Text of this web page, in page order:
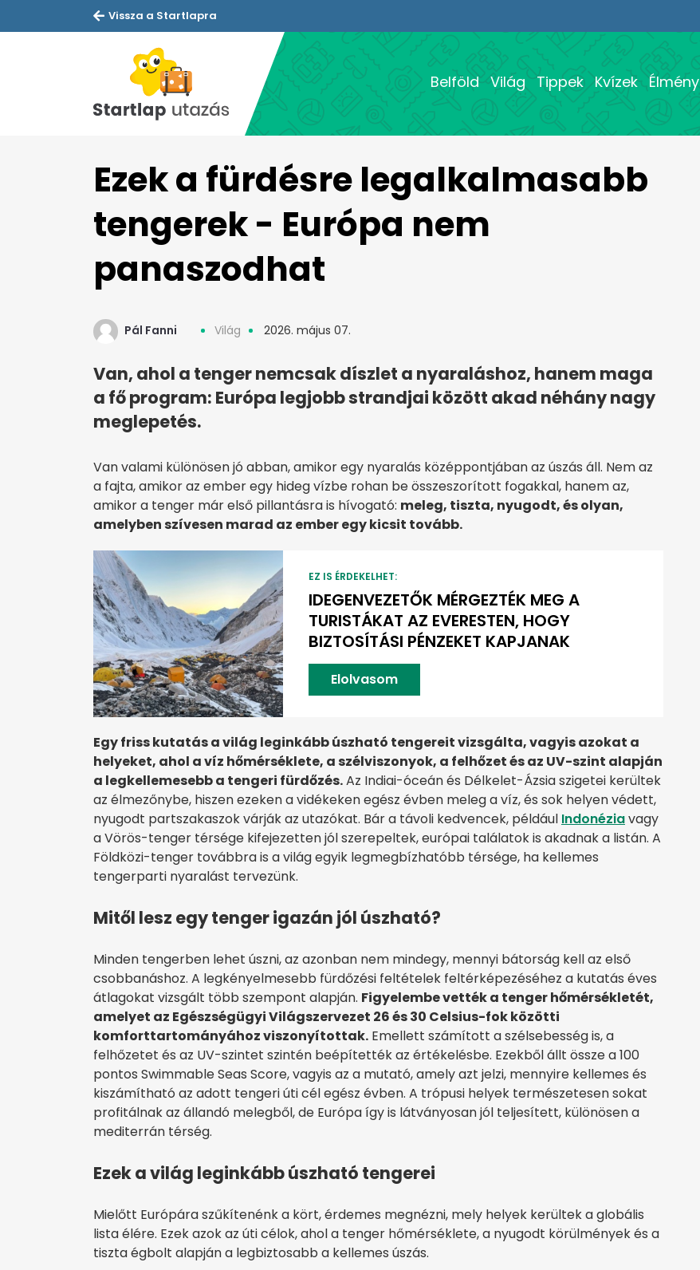
Vissza a Startlapra
Belföld Világ Tippek Kvízek Élmény
Ezek a fürdésre legalkalmasabb
tengerek - Európa nem
panaszodhat
Pál Fanni Világ 2026. május 07.
Van, ahol a tenger nemcsak díszlet a nyaraláshoz, hanem maga
a fő program: Európa legjobb strandjai között akad néhány nagy
meglepetés.
Van valami különösen jó abban, amikor egy nyaralás középpontjában az úszás áll. Nem az
a fajta, amikor az ember egy hideg vízbe rohan be összeszorított fogakkal, hanem az,
amikor a tenger már első pillantásra is hívogató: meleg, tiszta, nyugodt, és olyan,
amelyben szívesen marad az ember egy kicsit tovább.
EZ IS ÉRDEKELHET:
IDEGENVEZETŐK MÉRGEZTÉK MEG A
TURISTÁKAT AZ EVERESTEN, HOGY
BIZTOSÍTÁSI PÉNZEKET KAPJANAK
Elolvasom
Egy friss kutatás a világ leginkább úszható tengereit vizsgálta, vagyis azokat a
helyeket, ahol a víz hőmérséklete, a szélviszonyok, a felhőzet és az UV-szint alapján
a legkellemesebb a tengeri fürdőzés.Az Indiai-óceán és Délkelet-Ázsia szigetei kerültek
az élmezőnybe, hiszen ezeken a vidékeken egész évben meleg a víz, és sok helyen védett,
nyugodt partszakaszok várják az utazókat. Bár a távoli kedvencek, például Indonéziavagy
a Vörös-tenger térsége kifejezetten jól szerepeltek, európai találatok is akadnak a listán. A
Földközi-tenger továbbra is a világ egyik legmegbízhatóbb térsége, ha kellemes
tengerparti nyaralást tervezünk.
Mitől lesz egy tenger igazán jól úszható?
Minden tengerben lehet úszni, az azonban nem mindegy, mennyi bátorság kell az első
csobbanáshoz. A legkényelmesebb fürdőzési feltételek feltérképezéséhez a kutatás éves
átlagokat vizsgált több szempont alapján. Figyelembe vették a tenger hőmérsékletét,
amelyet az Egészségügyi Világszervezet 26 és 30 Celsius-fok közötti
komforttartományához viszonyítottak. Emellett számított a szélsebesség is, a
felhőzetet és az UV-szintet szintén beépítették az értékelésbe. Ezekből állt össze a 100
pontos Swimmable Seas Score, vagyis az a mutató, amely azt jelzi, mennyire kellemes és
kiszámítható az adott tengeri úti cél egész évben. A trópusi helyek természetesen sokat
profitálnak az állandó melegből, de Európa így is látványosan jól teljesített, különösen a
mediterrán térség.
Ezek a világ leginkább úszható tengerei
Mielőtt Európára szűkítenénk a kört, érdemes megnézni, mely helyek kerültek a globális
lista élére. Ezek azok az úti célok, ahol a tenger hőmérséklete, a nyugodt körülmények és a
tiszta égbolt alapján a legbiztosabb a kellemes úszás.